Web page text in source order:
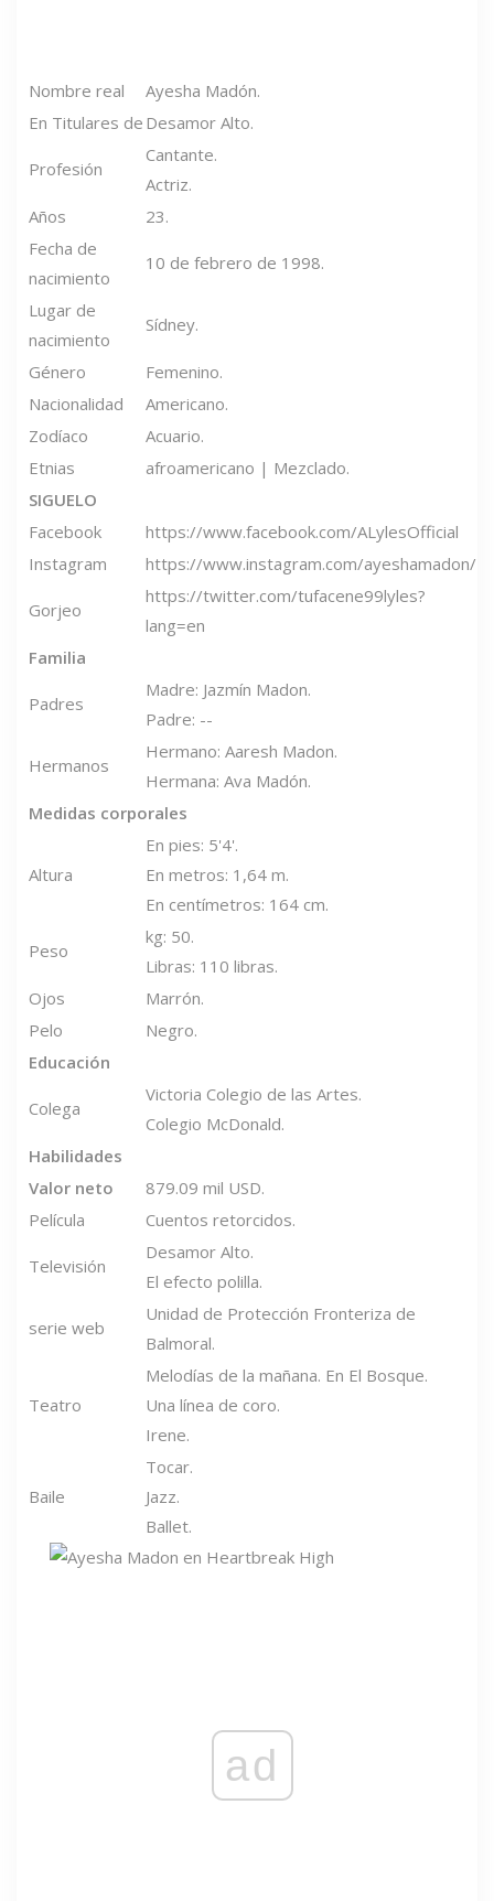
Nombre real
Ayesha Madón.
En Titulares de Desamor Alto.
Profesión
Cantante.
Actriz.
Años
23.
Fecha de
nacimiento
10 de febrero de 1998.
Lugar de
nacimiento
Sídney.
Género
Femenino.
Nacionalidad
Americano.
Zodíaco
Acuario.
Etnias
afroamericano | Mezclado.
SIGUELO
Facebook
https://www.facebook.com/ALylesOfficial
Instagram
https://www.instagram.com/ayeshamadon/
Gorjeo
https://twitter.com/tufacene99lyles?
lang=en
Familia
Padres
Madre: Jazmín Madon.
Padre: --
Hermanos
Hermano: Aaresh Madon.
Hermana: Ava Madón.
Medidas corporales
Altura
En pies: 5'4'.
En metros: 1,64 m.
En centímetros: 164 cm.
Peso
kg: 50.
Libras: 110 libras.
Ojos
Marrón.
Pelo
Negro.
Educación
Colega
Victoria Colegio de las Artes.
Colegio McDonald.
Habilidades
Valor neto
879.09 mil USD.
Película
Cuentos retorcidos.
Televisión
Desamor Alto.
El efecto polilla.
serie web
Unidad de Protección Fronteriza de
Balmoral.
Teatro
Melodías de la mañana. En El Bosque.
Una línea de coro.
Irene.
Baile
Tocar.
Jazz.
Ballet.
ad